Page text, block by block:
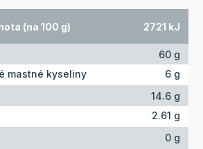
(na 100 g) 2721 kJ
60 g
mastné kyseliny
6 g
14.6 g
2.61 g
0 g